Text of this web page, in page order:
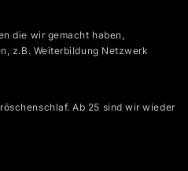
die wir gemacht haben,
z.B. Weiterbildung Netzwerk
Ab 25 sind wir wieder